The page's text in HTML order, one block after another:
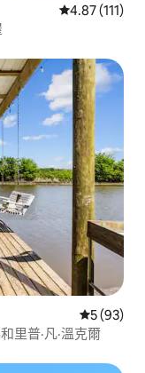
從 111 則評價
4.87 (111)
從 93 則評
5 (93)
里普·凡·溫克爾